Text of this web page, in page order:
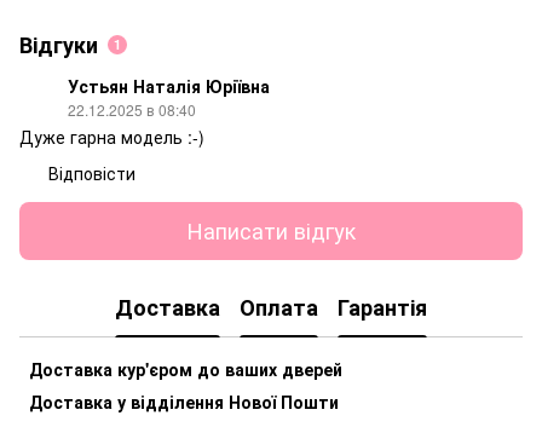
Відгуки 1
Устьян Наталія Юріївна
22.12.2025 в 08:40
Дуже гарна модель :-)
Відповісти
Написати відгук
Доставка Оплата Гарантія
Доставка кур'єром до ваших дверей
Доставка у відділення Нової Пошти